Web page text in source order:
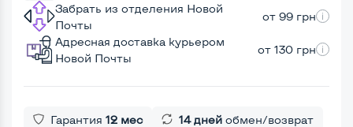
Забрать из отделения Новой
Почты
от 99 грн
Адресная доставка курьером
Новой Почты
от 130 грн
Гарантия 12 мес 14 дней обмен/возврат